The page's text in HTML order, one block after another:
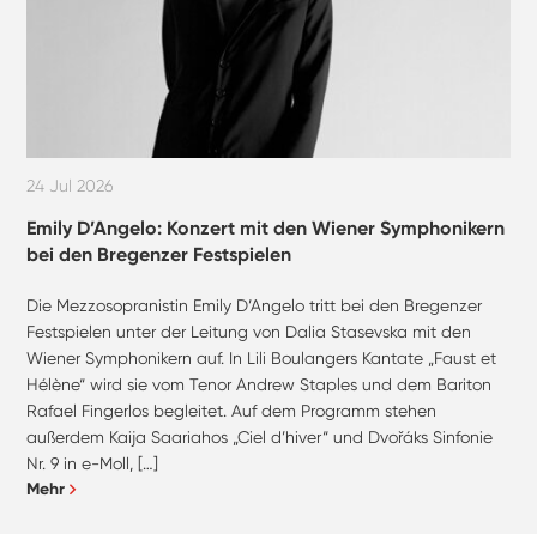
24 Jul 2026
Emily D’Angelo: Konzert mit den Wiener Symphonikern
bei den Bregenzer Festspielen
Die Mezzosopranistin Emily D’Angelo tritt bei den Bregenzer
Festspielen unter der Leitung von Dalia Stasevska mit den
Wiener Symphonikern auf. In Lili Boulangers Kantate „Faust et
Hélène“ wird sie vom Tenor Andrew Staples und dem Bariton
Rafael Fingerlos begleitet. Auf dem Programm stehen
außerdem Kaija Saariahos „Ciel d’hiver“ und Dvořáks Sinfonie
Nr. 9 in e-Moll, […]
Mehr